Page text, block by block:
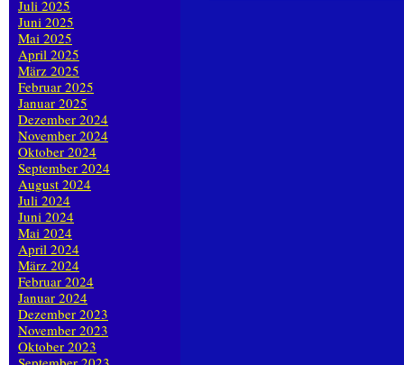
Juli 2025
Juni 2025
Mai 2025
April 2025
März 2025
Februar 2025
Januar 2025
Dezember 2024
November 2024
Oktober 2024
September 2024
August 2024
Juli 2024
Juni 2024
Mai 2024
April 2024
März 2024
Februar 2024
Januar 2024
Dezember 2023
November 2023
Oktober 2023